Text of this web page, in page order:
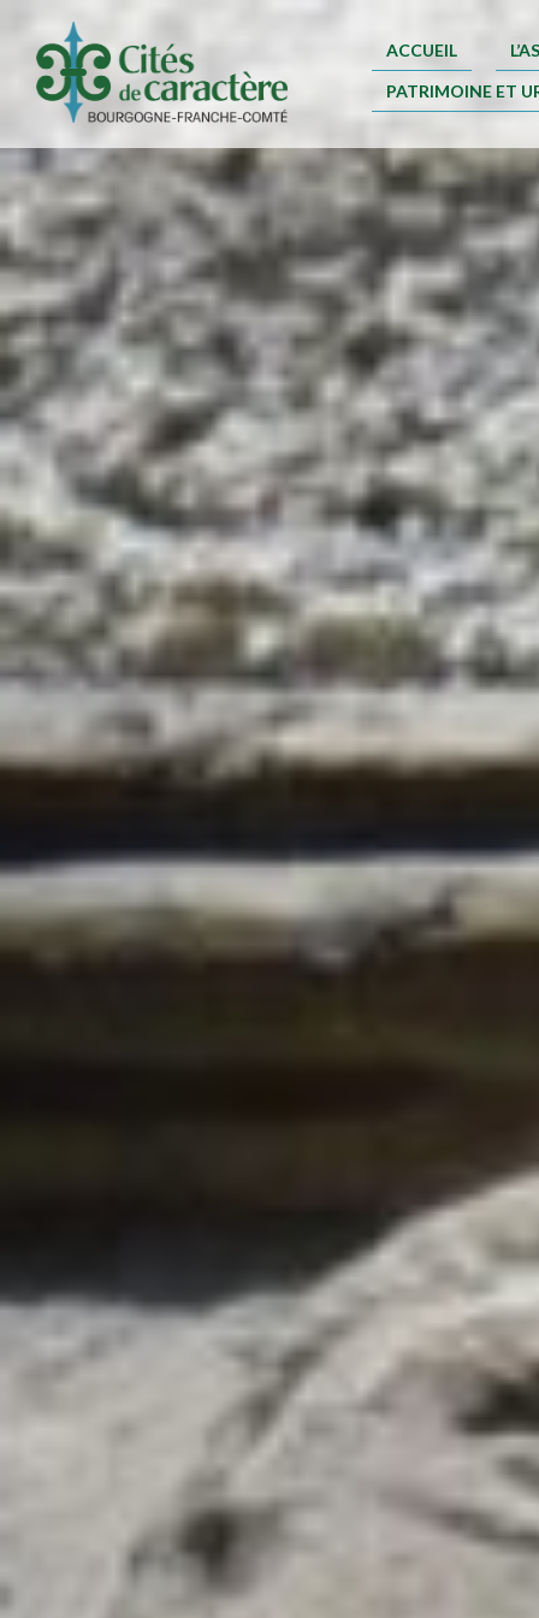
ACCUEIL
PATRIMOINE ET